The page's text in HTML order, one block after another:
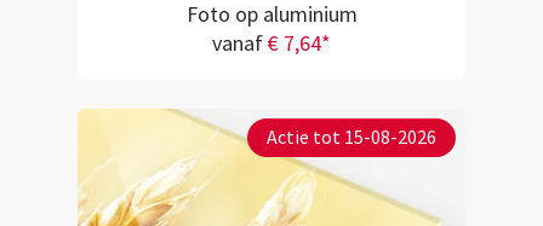
Foto op aluminium
vanaf€ 7,64*
Actie tot 15-08-2026